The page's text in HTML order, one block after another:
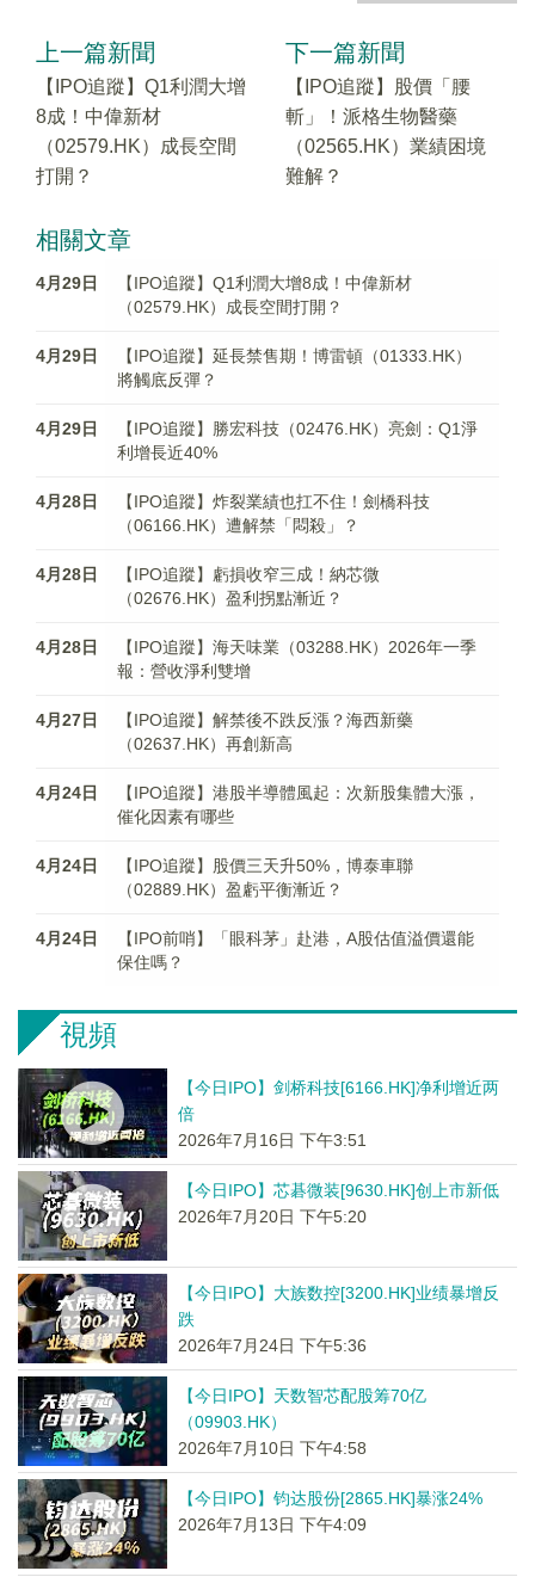
上一篇新聞
【IPO追蹤】Q1利潤大增
8成！中偉新材
（02579.HK）成長空間
打開？
下一篇新聞
【IPO追蹤】股價「腰
斬」！派格生物醫藥
（02565.HK）業績困境
難解？
相關文章
4月29日
【IPO追蹤】Q1利潤大增8成！中偉新材
（02579.HK）成長空間打開？
4月29日
【IPO追蹤】延長禁售期！博雷頓（01333.HK）
將觸底反彈？
4月29日
【IPO追蹤】勝宏科技（02476.HK）亮劍：Q1淨
利增長近40%
4月28日
【IPO追蹤】炸裂業績也扛不住！劍橋科技
（06166.HK）遭解禁「悶殺」？
4月28日
【IPO追蹤】虧損收窄三成！納芯微
（02676.HK）盈利拐點漸近？
4月28日
【IPO追蹤】海天味業（03288.HK）2026年一季
報：營收淨利雙增
4月27日
【IPO追蹤】解禁後不跌反漲？海西新藥
（02637.HK）再創新高
4月24日
【IPO追蹤】港股半導體風起：次新股集體大漲，
催化因素有哪些
4月24日
【IPO追蹤】股價三天升50%，博泰車聯
（02889.HK）盈虧平衡漸近？
4月24日
【IPO前哨】「眼科茅」赴港，A股估值溢價還能
保住嗎？
視頻
【今日IPO】剑桥科技[6166.HK]净利增近两
倍
2026年7月16日 下午3:51
【今日IPO】芯碁微装[9630.HK]创上市新低
2026年7月20日 下午5:20
【今日IPO】大族数控[3200.HK]业绩暴增反
跌
2026年7月24日 下午5:36
【今日IPO】天数智芯配股筹70亿
（09903.HK）
2026年7月10日 下午4:58
【今日IPO】钧达股份[2865.HK]暴涨24%
2026年7月13日 下午4:09